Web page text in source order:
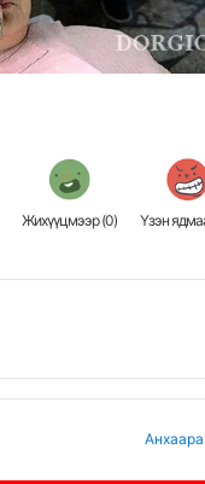
Жихүүцмээр (0) Үзэн